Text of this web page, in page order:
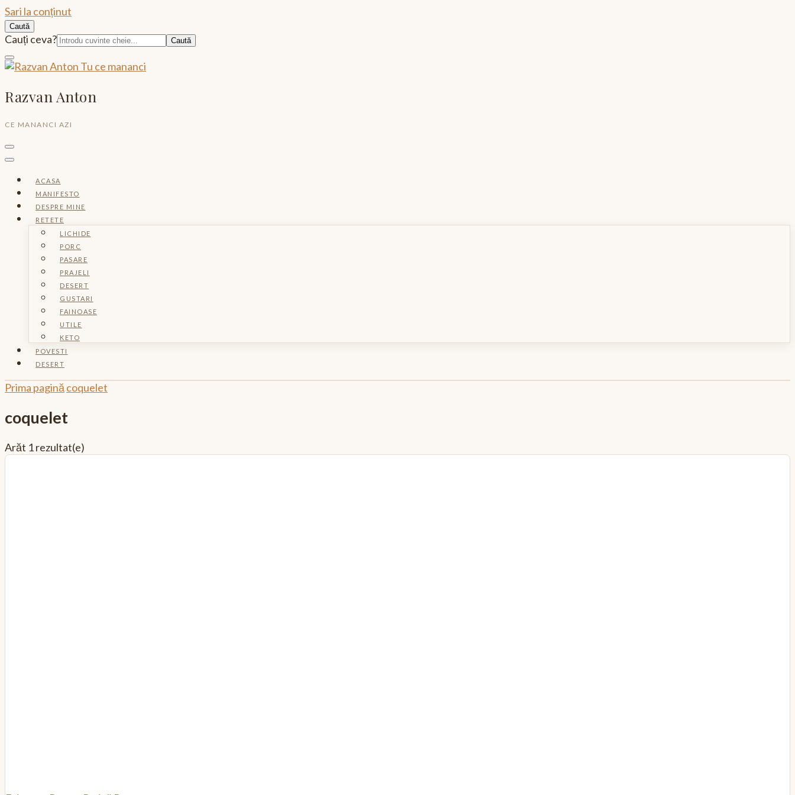
Sari la conținut
Caută
Caută:
Cauți ceva?
Razvan Anton
CE MANANCI AZI
ACASA
MANIFESTO
DESPRE MINE
RETETE
LICHIDE
PORC
PASARE
PRAJELI
DESERT
GUSTARI
FAINOASE
UTILE
KETO
POVESTI
DESERT
Prima pagină coquelet
coquelet
Arăt 1 rezultat(e)